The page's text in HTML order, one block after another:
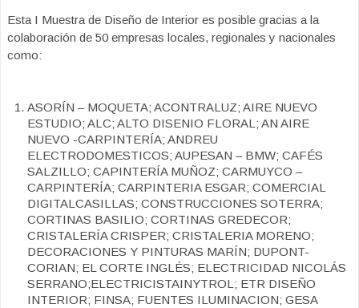
Esta I Muestra de Diseño de Interior es posible gracias a la
colaboración de 50 empresas locales, regionales y nacionales
como:
ASORÍN – MOQUETA; ACONTRALUZ; AIRE NUEVO
ESTUDIO; ALC; ALTO DISENIO FLORAL; AN AIRE
NUEVO -CARPINTERÍA; ANDREU
ELECTRODOMESTICOS; AUPESAN – BMW; CAFÉS
SALZILLO; CAPINTERÍA MUÑOZ; CARMUYCO –
CARPINTERÍA; CARPINTERIA ESGAR; COMERCIAL
DIGITALCASILLAS; CONSTRUCCIONES SOTERRA;
CORTINAS BASILIO; CORTINAS GREDECOR;
CRISTALERÍA CRISPER; CRISTALERIA MORENO;
DECORACIONES Y PINTURAS MARÍN; DUPONT-
CORIAN; EL CORTE INGLÉS; ELECTRICIDAD NICOLÁS
SERRANO;ELECTRICISTAINYTROL; ETR DISEÑO
INTERIOR; FINSA; FUENTES ILUMINACION; GESA